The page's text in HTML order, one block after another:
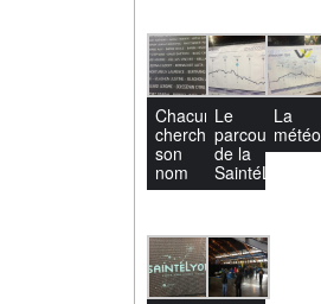
Chacun
cherche
son
nom
Le
parcours
de la
SaintéLyon
La
météo